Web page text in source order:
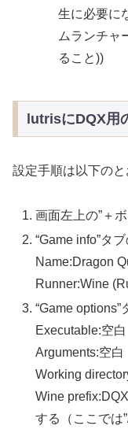
生に必要に
ムランチャ
ること))
lutrisにDQX用
設定手順は以下のと
画面左上の”＋
“Game info”タ
Name:Dragon
Runner:Wine
“Game
Executable:空
Arguments:空白
Working
Wine
する（ここでは